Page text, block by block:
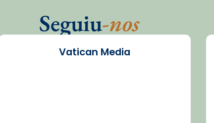
Seguiu-nos
Vatican Media